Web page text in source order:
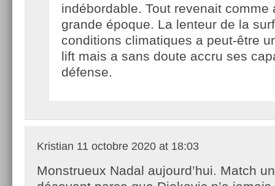
indébordable. Tout revenait comme
grande époque. La lenteur de la
conditions climatiques a peut-être
lift mais a sans doute accru ses
défense.
Kristian 11 octobre 2020 at 18:03
Monstrueux Nadal aujourd’hui. Match